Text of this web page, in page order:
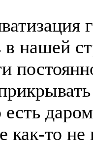
в нашей
есть
как-то